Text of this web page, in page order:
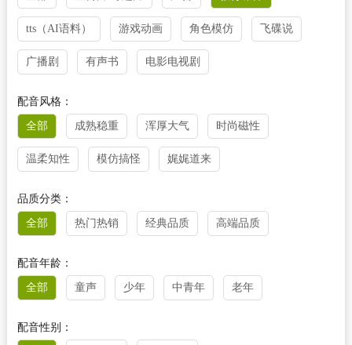
缅甸语 尼泊尔语 挪威语 葡萄牙语 瑞典语
塞尔维亚语 斯诺维尼亚语
西班牙语
印尼语 其他
tts（AI语料） 游戏动画 角色模仿 飞碟说
广播剧 有声书 电影电视剧
配音风格：
全部 成熟稳重 浑厚大气 时尚磁性
温柔知性 模仿搞怪 娓娓道来
品质分类：
全部 热门热销 经典品质 高端品质
配音年龄：
全部 童声 少年 中青年 老年
配音性别：